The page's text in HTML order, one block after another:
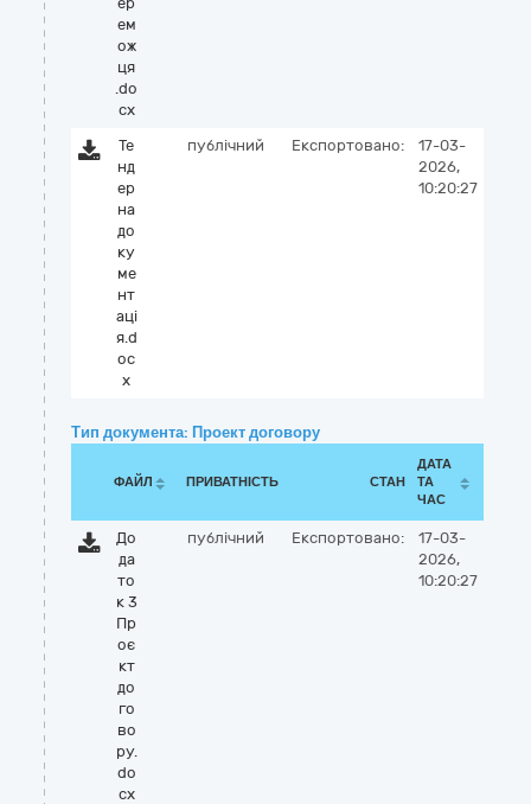
ем
ож
ця
.do
cx
Те
нд
ер
на
до
ку
ме
нт
аці
я.d
oc
x
публічний Експортовано:
17-03-
2026,
10:20:27
Тип документа: Проект договору
ФАЙЛ ПРИВАТНІСТЬ СТАН
ДАТА
ТА
ЧАС
До
да
то
к 3
Пр
оє
кт
до
го
во
ру.
do
cx
публічний Експортовано:
17-03-
2026,
10:20:27